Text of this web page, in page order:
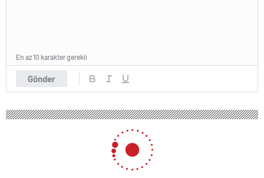
Gönder
En az 10 karakter gerekli